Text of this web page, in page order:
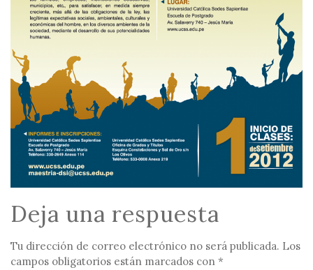
Deja una respuesta
Tu dirección de correo electrónico no será publicada. Los
campos obligatorios están marcados con *